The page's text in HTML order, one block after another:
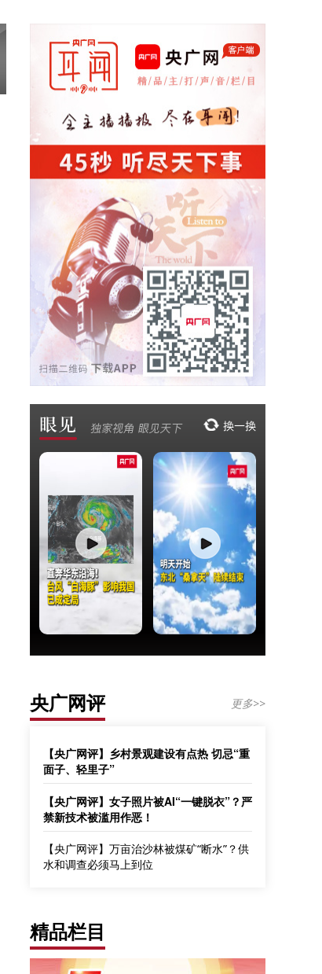
央广网评 更多>>
【央广网评】乡村景观建设有点热 切忌“重
面子、轻里子”
【央广网评】女子照片被AI“一键脱衣”？严
禁新技术被滥用作恶！
【央广网评】万亩治沙林被煤矿“断水”？供
水和调查必须马上到位
精品栏目